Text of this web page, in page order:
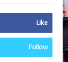
Like
Follow